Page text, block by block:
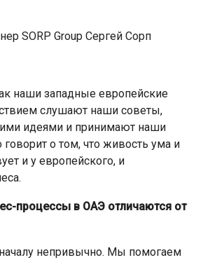
SORP Group Сергей Сорп
наши западные европейские
слушают наши советы,
идеями и принимают наши
о том, что живость ума и
и у европейского, и
процессы в ОАЭ отличаются от
непривычно. Мы помогаем